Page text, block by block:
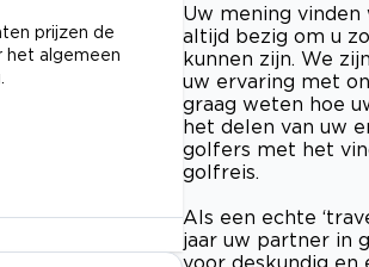
prijzen de
het algemeen
Uw mening
altijd bezig om u
kunnen zijn. We
uw ervaring met
graag weten hoe
het delen van uw
golfers met het
golfreis.
Als een echte
jaar uw partner in
voor deskundig en